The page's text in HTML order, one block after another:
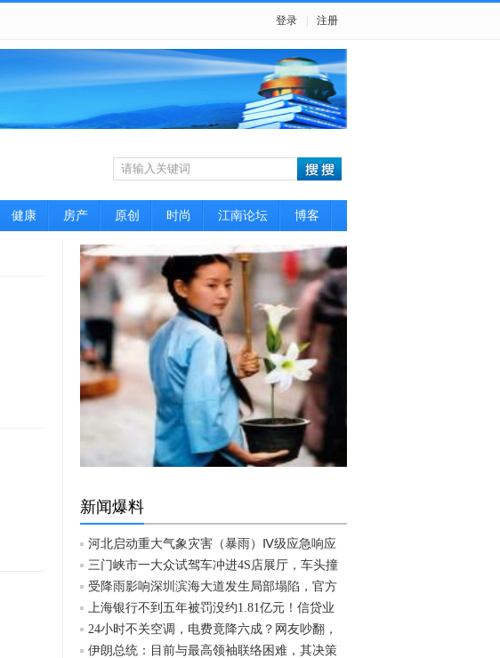
登录 注册
健康 房产 原创 时尚 江南论坛 博客
新闻爆料
河北启动重大气象灾害（暴雨）Ⅳ级应急响应
三门峡市一大众试驾车冲进4S店展厅，车头撞
受降雨影响深圳滨海大道发生局部塌陷，官方
上海银行不到五年被罚没约1.81亿元！信贷业
24小时不关空调，电费竟降六成？网友吵翻，
伊朗总统：目前与最高领袖联络困难，其决策